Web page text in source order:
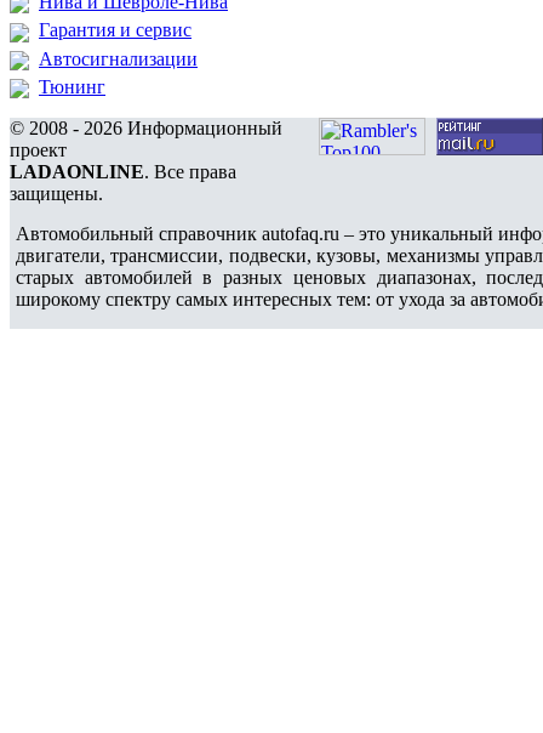
Гарантия и сервис
Автосигнализации
Тюнинг
© 2008 - 2026 Информационный
проект
LADAONLINE. Все права
защищены.
Автомобильный справочник autofaq.ru – это уникальный
двигатели, трансмиссии, подвески, кузовы, механизмы
старых автомобилей в разных ценовых диапазонах,
широкому спектру самых интересных тем: от ухода за